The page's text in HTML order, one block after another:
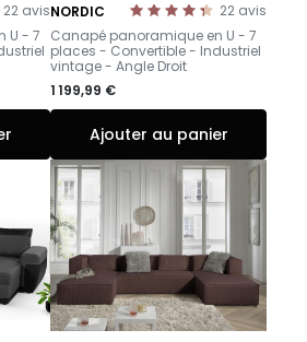
22 avis
U - 7
22 avis
NORDIC
-
Canapé panoramique en U - 7
places - Convertible - Industriel
vintage - Angle Droit
1 199,99 €
Ajouter au panier